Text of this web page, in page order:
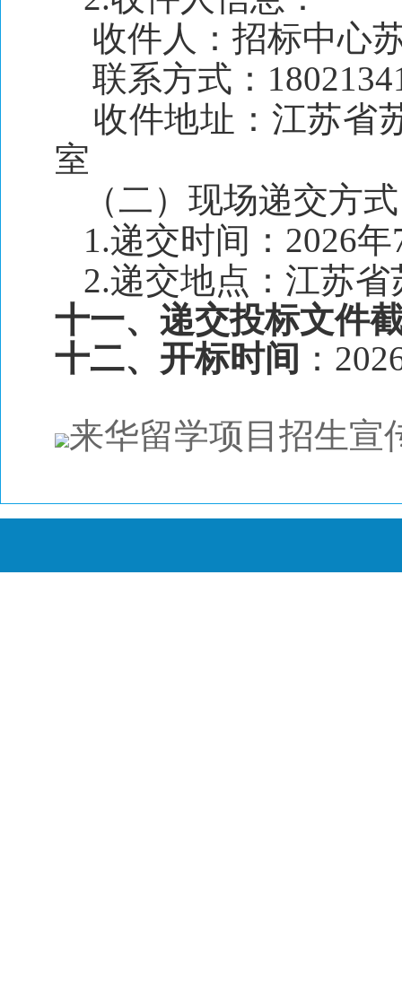
收件人：招标中心
联系方式：
收件地址：江苏省
室
（二）现场递交方式
1.递交时间：2026
2.递交地点：江苏
十一、递交投标文件
十二、开标时间 ：
来华留学项目招生